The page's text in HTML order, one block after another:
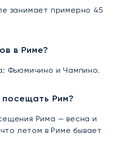
занимает примерно 45
в Риме?
Фьюмичино и Чампино.
посещать Рим?
Рима — весна и
летом в Риме бывает